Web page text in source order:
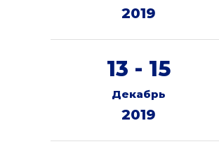
2019
13 - 15
Декабрь
2019